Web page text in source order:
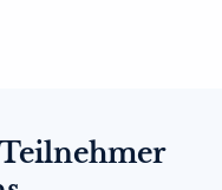
Teilnehmer